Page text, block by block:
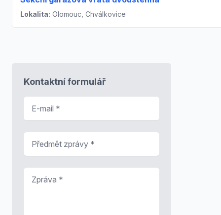
Lokalita: Olomouc, Chválkovice
Kontaktní formulář